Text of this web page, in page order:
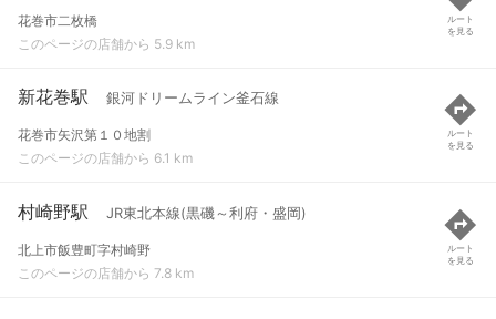
花巻市二枚橋
このページの店舗から 5.9 km
ルート
を見る
新花巻駅 銀河ドリームライン釜石線
花巻市矢沢第１０地割
このページの店舗から 6.1 km
ルート
を見る
村崎野駅 JR東北本線(黒磯～利府・盛岡)
北上市飯豊町字村崎野
このページの店舗から 7.8 km
ルート
を見る